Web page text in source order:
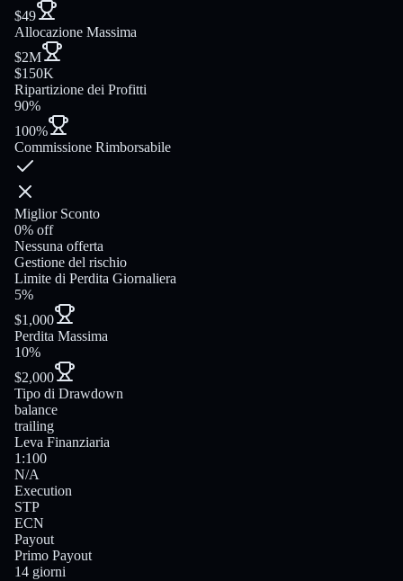
$49
Allocazione Massima
$2M
$150K
Ripartizione dei Profitti
90%
100%
Commissione Rimborsabile
Miglior Sconto
0% off
Nessuna offerta
Gestione del rischio
Limite di Perdita Giornaliera
5%
$1,000
Perdita Massima
10%
$2,000
Tipo di Drawdown
balance
trailing
Leva Finanziaria
1:100
N/A
Execution
STP
ECN
Payout
Primo Payout
14 giorni